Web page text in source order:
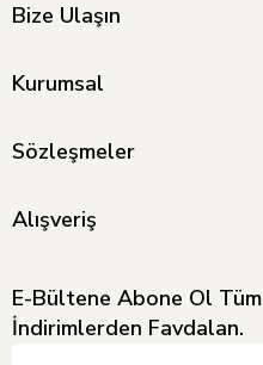
Bize Ulaşın
Kurumsal
Sözleşmeler
Alışveriş
E-Bültene Abone Ol Tüm
İndirimlerden Favdalan.